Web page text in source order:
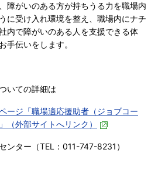
障がいのある方が持ちうる力を職場内
に受け入れ環境を整え、職場内にナチ
内で障がいのある人を支援できる体
手伝いをします。
いての詳細は
ージ「職場適応援助者（ジョブコー
（外部サイトへリンク）
ンター（TEL：011-747-8231）